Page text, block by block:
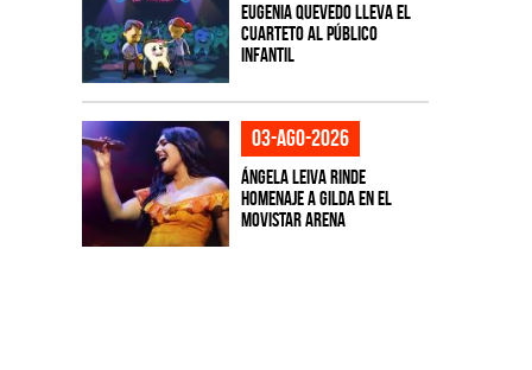
Eugenia Quevedo lleva el
cuarteto al público
infantil
03-ago-2026
Ángela Leiva rinde
homenaje a Gilda en el
Movistar Arena